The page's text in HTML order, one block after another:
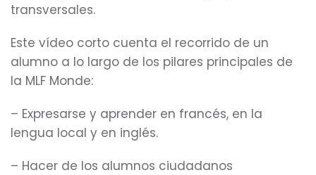
transversales.
Este vídeo corto cuenta el recorrido de un
alumno a lo largo de los pilares principales de
la MLF Monde:
– Expresarse y aprender en francés, en la
lengua local y en inglés.
– Hacer de los alumnos ciudadanos